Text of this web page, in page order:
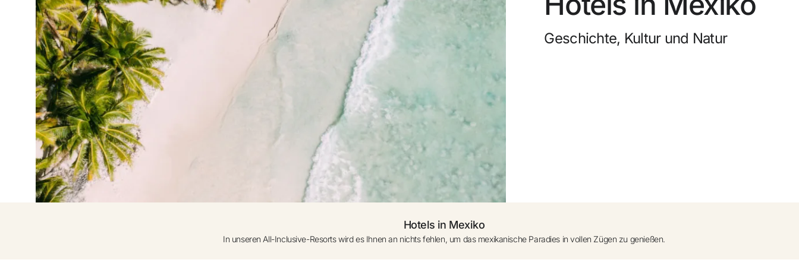
Mit Google anmelden
Sitzung nur mit E-Mail-Adresse starten
Kostenlose Stornierung
0 - 1 Jahr (Kinderbett auf Anfrage)
Weiteres Zimmer hinzufügen +
Geschichte, Kultur und Natur
Hotels in Mexiko
In unseren All-Inclusive-Resorts wird es Ihnen an nichts fehlen, um das mexikanische Paradies in vollen Zügen zu genießen.